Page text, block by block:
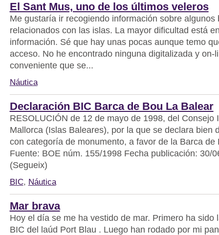
El Sant Mus, uno de los últimos veleros
Me gustaría ir recogiendo información sobre algunos
relacionados con las islas. La mayor dificultad está
información. Sé que hay unas pocas aunque temo
acceso. No he encontrado ninguna digitalizada y on-
conveniente que se...
Náutica
Declaración BIC Barca de Bou La Balear
RESOLUCIÓN de 12 de mayo de 1998, del Consejo
Mallorca (Islas Baleares), por la que se declara bien
con categoría de monumento, a favor de la Barca de
Fuente: BOE núm. 155/1998 Fecha publicación: 30/
(Segueix)
BIC, Náutica
Mar brava
Hoy el día se me ha vestido de mar. Primero ha sido
BIC del laúd Port Blau . Luego han rodado por mi